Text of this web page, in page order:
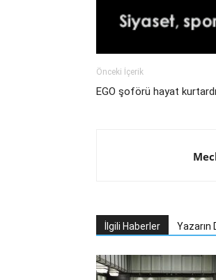
Önceki İçerik
EGO şoförü hayat kurtardı
İlgili Haberler Yazarın